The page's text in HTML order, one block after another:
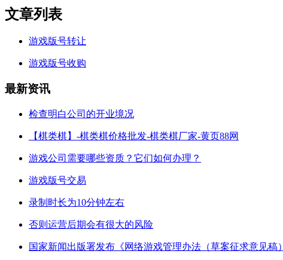
文章列表
游戏版号转让
游戏版号收购
最新资讯
检查明白公司的开业境况
【棋类棋】-棋类棋价格批发-棋类棋厂家-黄页88网
游戏公司需要哪些资质？它们如何办理？
游戏版号交易
录制时长为10分钟左右
否则运营后期会有很大的风险
国家新闻出版署发布《网络游戏管理办法（草案征求意见稿）